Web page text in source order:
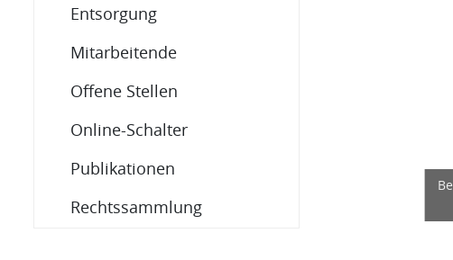
Entsorgung
Mitarbeitende
Offene Stellen
Online-Schalter
Publikationen
Rechtssammlung